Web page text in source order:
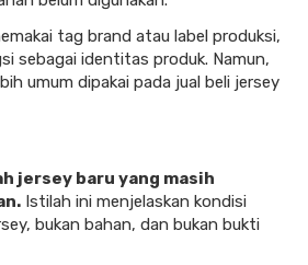
tag brand atau label produksi,
sebagai identitas produk. Namun,
umum dipakai pada jual beli jersey
jersey baru yang masih
Istilah ini menjelaskan kondisi
bukan bahan, dan bukan bukti